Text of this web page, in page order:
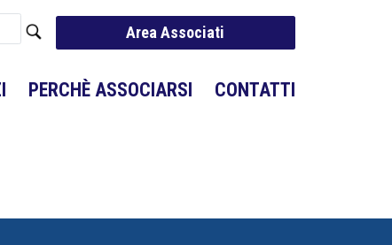
Area Associati
PERCHÈ ASSOCIARSI CONTATTI